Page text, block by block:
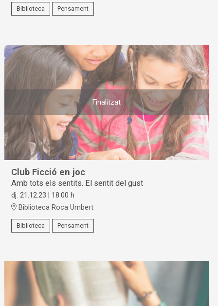
Biblioteca Pensament
Finalitzat
Club Ficció en joc
Amb tots els sentits. El sentit del gust
dj. 21.12.23 | 18:00 h
Biblioteca Roca Umbert
Biblioteca Pensament